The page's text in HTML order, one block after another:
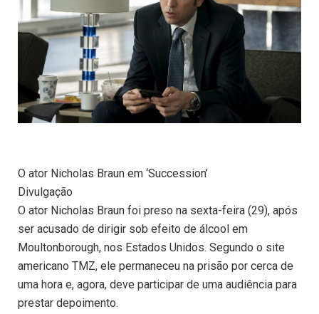
O ator Nicholas Braun em ‘Succession’
Divulgação
O ator Nicholas Braun foi preso na sexta-feira (29), após
ser acusado de dirigir sob efeito de álcool em
Moultonborough, nos Estados Unidos. Segundo o site
americano TMZ, ele permaneceu na prisão por cerca de
uma hora e, agora, deve participar de uma audiência para
prestar depoimento.